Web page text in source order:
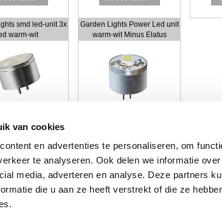
van cookies
en advertenties te personaliseren, om
te analyseren. Ook delen we informatie
media, adverteren en analyse. Deze partners
die u aan ze heeft verstrekt of die ze
smd led-unit 3x
warm-wit
info
Garden Lights Power Led unit
warm-wit Minus Elatus
myShop.com